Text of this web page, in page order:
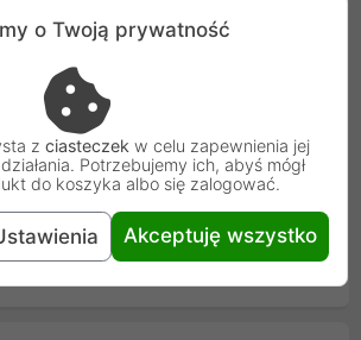
J20-1
2006546904725
i bezpieczeństwo
o bezpieczeństwie
o Twoją prywatność
z ciasteczek w celu zapewnienia jej
Potrzebujemy ich, abyś mógł
do koszyka albo się zalogować.
Akceptuję wszystko